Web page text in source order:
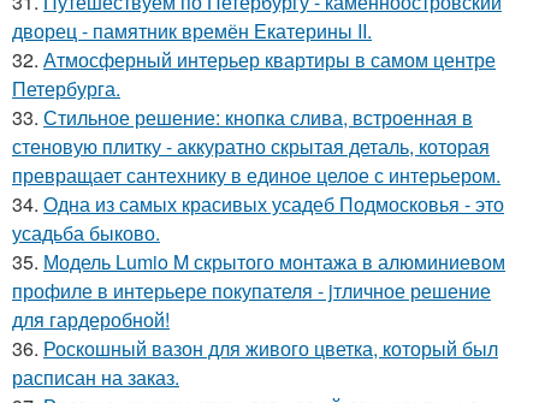
дворец - памятник времён Екатерины II.
32. Атмосферный интерьер квартиры в самом центре
Петербурга.
33. Стильное решение: кнопка слива, встроенная в
стеновую плитку - аккуратно скрытая деталь, которая
превращает сантехнику в единое целое с интерьером.
34. Одна из самых красивых усадеб Подмосковья - это
усадьба быково.
35. Модель Lumio M скрытого монтажа в алюминиевом
профиле в интерьере покупателя - jтличное решение
для гардеробной!
36. Роскошный вазон для живого цветка, который был
расписан на заказ.